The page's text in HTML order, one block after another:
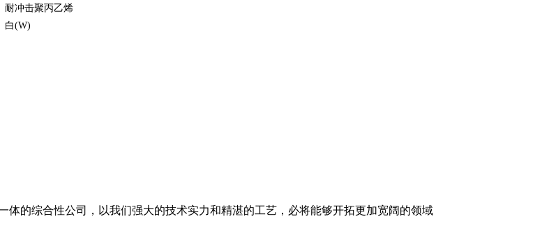
耐冲击聚丙乙烯
白(W)
的综合性公司，以我们强大的技术实力和精湛的工艺，必将能够开拓更加宽阔的领域